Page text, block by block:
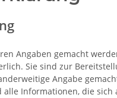
Angaben gemacht
Sie sind zur
Angabe
alle Informationen, die